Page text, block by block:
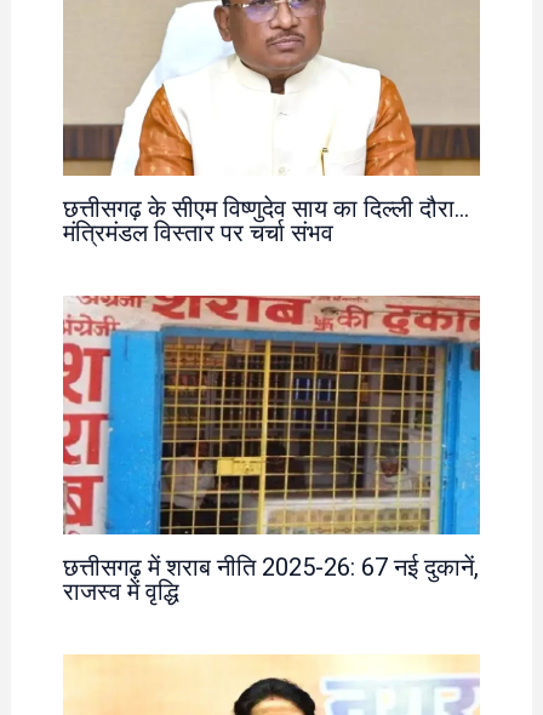
छत्तीसगढ़ के सीएम विष्णुदेव साय का दिल्ली दौरा…
मंत्रिमंडल विस्तार पर चर्चा संभव
छत्तीसगढ़ में शराब नीति 2025-26: 67 नई दुकानें,
राजस्व में वृद्धि